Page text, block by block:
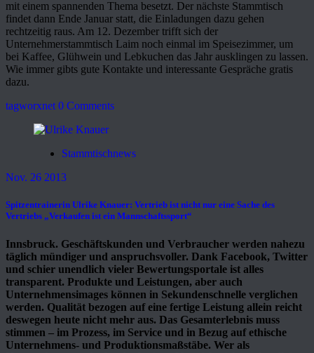
mit einem spannenden Thema besetzt. Der nächste Stammtisch
findet dann Ende Januar statt, die Einladungen dazu gehen
rechtzeitig raus. Am 12. Dezember trifft sich der
Unternehmerstammtisch Laim noch einmal im Speisezimmer, um
bei Kaffee, Glühwein und Lebkuchen das Jahr ausklingen zu lassen.
Wie immer gibts gute Kontakte und interessante Gespräche gratis
dazu.
tagworxnet 0 Comments
Stammtischnews
Nov. 26 2013
Spitzentrainerin Ulrike Knauer: Vertrieb ist nicht nur eine Sache des
Vertriebs „Verkaufen ist ein Mannschaftssport“
Innsbruck. Geschäftskunden und Verbraucher werden nahezu
täglich mündiger und anspruchsvoller. Dank Facebook, Twitter
und schier unendlich vieler Bewertungsportale ist alles
transparent. Produkte und Leistungen, aber auch
Unternehmensimages können in Sekundenschnelle verglichen
werden. Qualität bezogen auf eine fertige Leistung allein reicht
deswegen heute nicht mehr aus. Das Gesamterlebnis muss
stimmen – im Prozess, im Service und in Bezug auf ethische
Unternehmens- und Produktionsmaßstäbe. Wer als